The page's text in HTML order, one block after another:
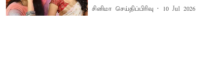
சினிமா செய்திப்பிரிவு 10 Jul 2026